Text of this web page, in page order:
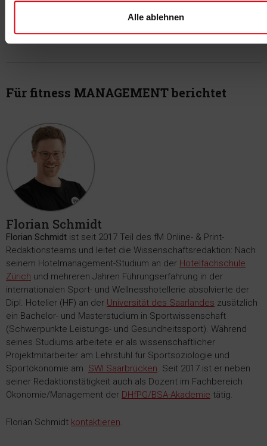
Alle ablehnen
Für fitness MANAGEMENT berichtet
Florian Schmidt
Florian Schmidt ist seit 2017 Teil des fM Online- & Print-
Redaktionsteams und leitet die Wissenschaftsredaktion: Nach
seinem Hotelmanagement-Studium an der Hotelfachschule
Zürich und mehreren Jahren Führungserfahrung in der
internationalen Sport- und Wellnesshotellerie absolvierte der
Dipl. Hotelier (HF) an der Universität des Saarlandes zusätzlich
ein Bachelor- und Masterstudium in Sportwissenschaft
(Schwerpunkte Leistungs- und Gesundheitssport). Während
seines Studiums arbeitete er als wissenschaftlicher
Projektmitarbeiter am Lehrstuhl für Sportsoziologie und
Sportökonomie am SWI Saarbrücken. Seit 2017 ist er neben
seiner Redaktionstätigkeit auch als Dozent im Fachbereich
Ökonomie/Management der DHfPG/BSA-Akademie tätig.
Florian Schmidt kontaktieren.